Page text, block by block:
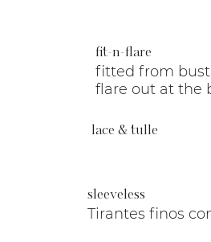
fit-n-flare
fitted from
flare out at the
lace & tulle
sleeveless
Tirantes finos